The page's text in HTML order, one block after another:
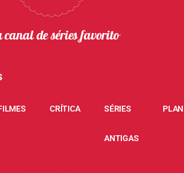
canal de séries favorito
CRÍTICA SÉRIES
ANTIGAS